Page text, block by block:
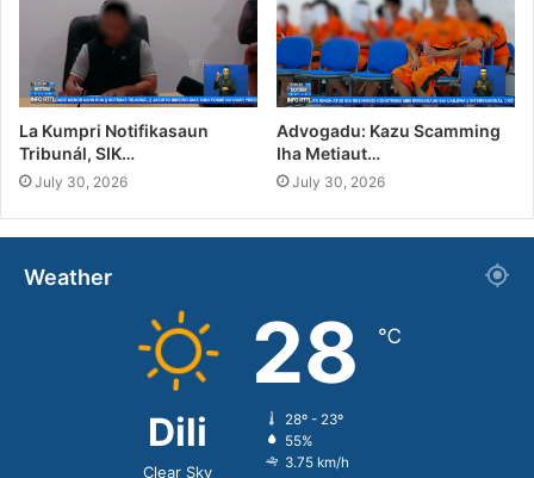
La Kumpri Notifikasaun
Tribunál, SIK…
July 30, 2026
Advogadu: Kazu Scamming
Iha Metiaut…
July 30, 2026
Weather
Dili
Clear Sky
28 ℃
28º - 23º
55%
3.75 km/h